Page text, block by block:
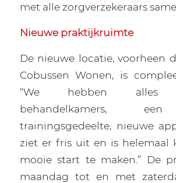
met alle zorgverzekeraars
Nieuwe praktijkruimte
De nieuwe locatie, voorheen
Cobussen Wonen, is
“We hebben alles
behandelkamers,
trainingsgedeelte, nieuwe
ziet er fris uit en is helemaal
mooie start te maken.” De
maandag tot en met